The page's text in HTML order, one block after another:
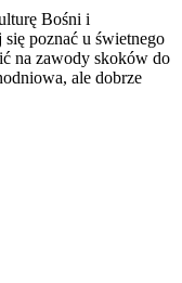
Bośni i
poznać u świetnego
na zawody skoków do
ale dobrze